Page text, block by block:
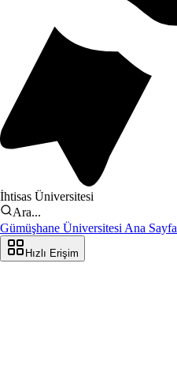
İhtisas Üniversitesi
Ara...
Gümüşhane Üniversitesi Ana Sayfa
Hızlı Erişim